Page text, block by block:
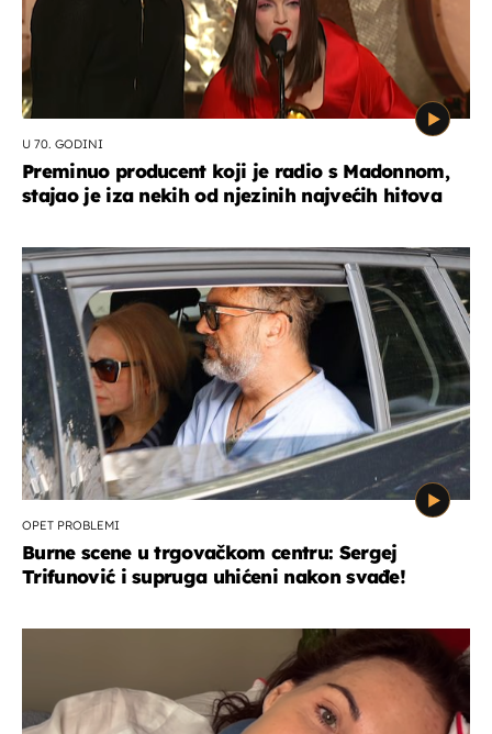
U 70. GODINI
Preminuo producent koji je radio s Madonnom,
stajao je iza nekih od njezinih najvećih hitova
OPET PROBLEMI
Burne scene u trgovačkom centru: Sergej
Trifunović i supruga uhićeni nakon svađe!